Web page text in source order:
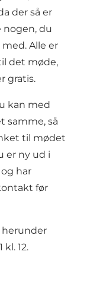
der så er
nogen, du
Alle er
det møde,
gratis.
kan med
samme, så
til mødet
er ny ud i
har
før
herunder
12.